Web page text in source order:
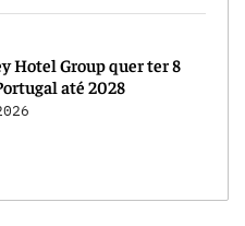
Hotel Group quer ter 8
até 2028